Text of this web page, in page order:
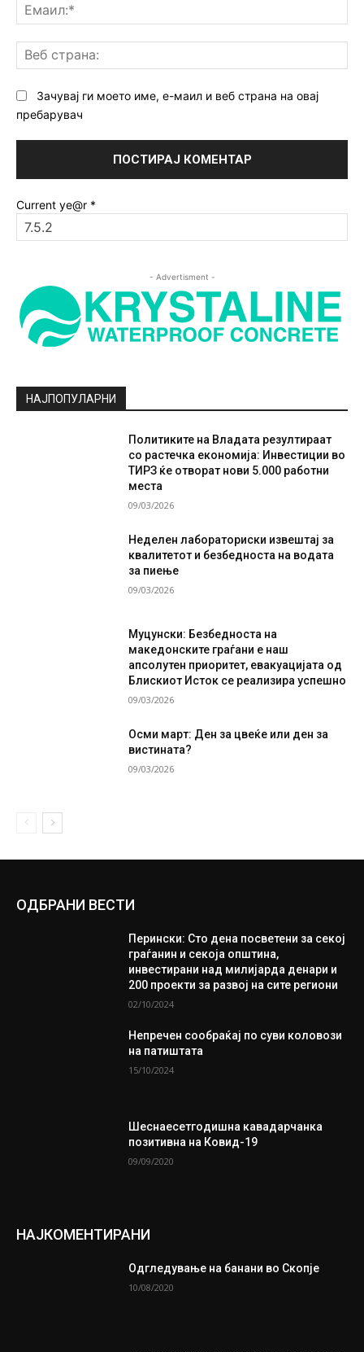
Зачувај ги моето име, е-маил и веб страна на овај
пребарувач
Current ye@r *
- Advertisment -
НАЈПОПУЛАРНИ
Политиките на Владата резултираат
со растечка економија: Инвестиции во
ТИРЗ ќе отворат нови 5.000 работни
места
09/03/2026
Неделен лабораториски извештај за
квалитетот и безбедноста на водата
за пиење
09/03/2026
Муцунски: Безбедноста на
македонските граѓани е наш
апсолутен приоритет, евакуацијата од
Блискиот Исток се реализира успешно
09/03/2026
Осми март: Ден за цвеќе или ден за
вистината?
09/03/2026
ОДБРАНИ ВЕСТИ
Перински: Сто дена посветени за секој
граѓанин и секоја општина,
инвестирани над милијарда денари и
200 проекти за развој на сите региони
02/10/2024
Непречен сообраќај по суви коловози
на патиштата
15/10/2024
Шеснаесетгодишна кавадарчанка
позитивна на Ковид-19
09/09/2020
НАЈКОМЕНТИРАНИ
Одгледување на банани во Скопје
10/08/2020